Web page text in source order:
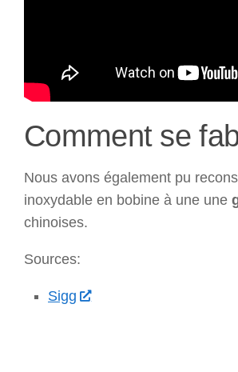
Comment se
Nous avons également pu
inoxydable en bobine à une une
chinoises.
Sources:
Sigg